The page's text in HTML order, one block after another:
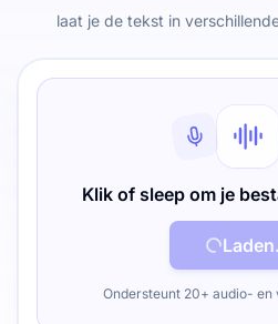
laat je de tekst in
Klik of sleep om je
Ondersteunt 20+ audio- en